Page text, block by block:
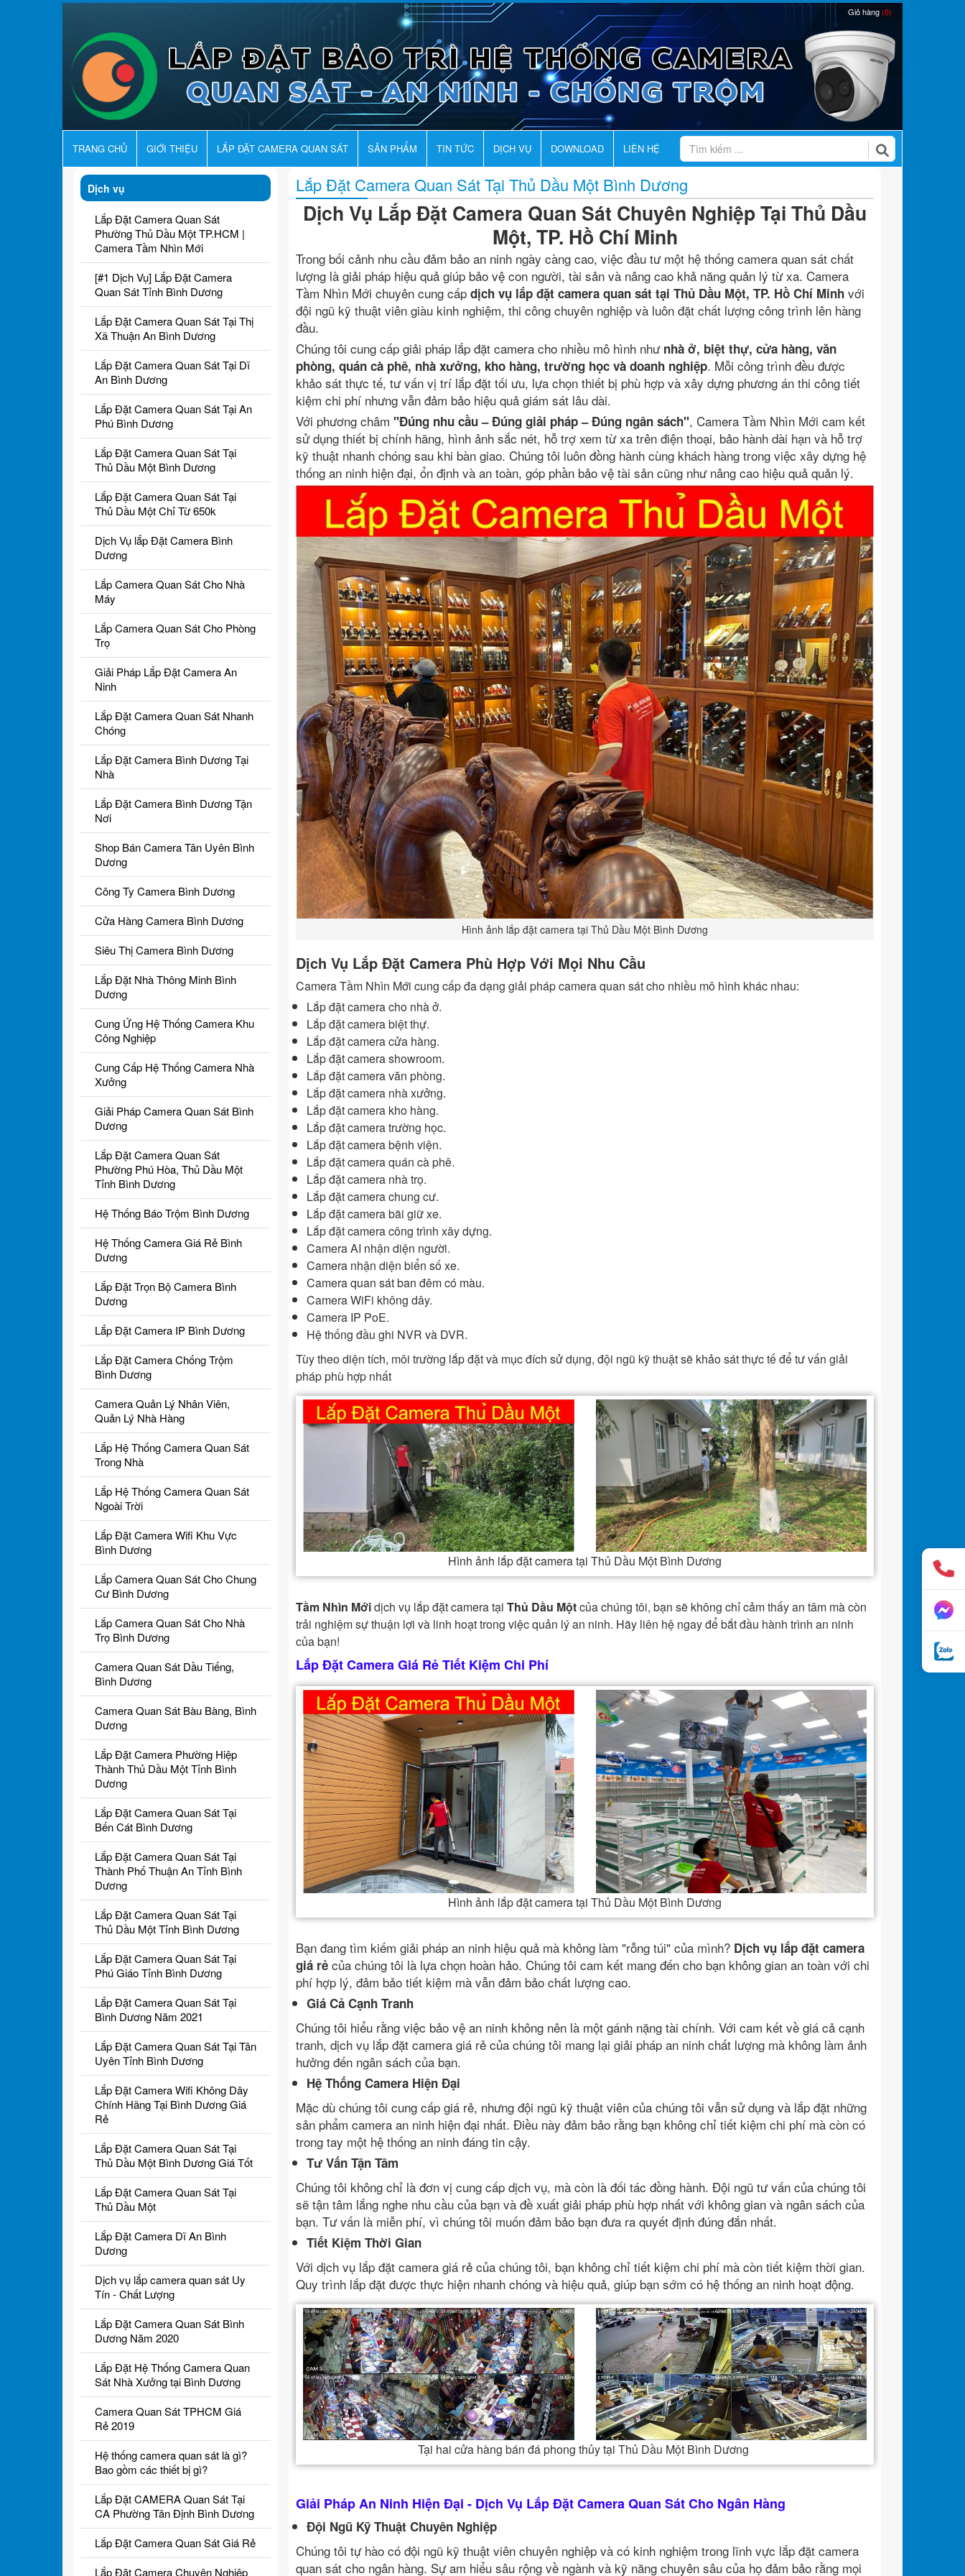
Giỏ hàng(0)
TRANG CHỦ GIỚI THIỆU LẮP ĐẶT CAMERA QUAN SÁT SẢN PHẨM TIN TỨC DỊCH VỤ DOWNLOAD LIÊN HỆ
Lắp Đặt Camera Quan Sát Tại Thủ Dầu Một Bình Dương
Dịch Vụ Lắp Đặt Camera Quan Sát Chuyên Nghiệp Tại Thủ Dầu
Một, TP. Hồ Chí Minh
Trong bối cảnh nhu cầu đảm bảo an ninh ngày càng cao, việc đầu tư một hệ thống camera quan sát chất
lượng là giải pháp hiệu quả giúp bảo vệ con người, tài sản và nâng cao khả năng quản lý từ xa. Camera
Tầm Nhìn Mới chuyên cung cấp dịch vụ lắp đặt camera quan sát tại Thủ Dầu Một, TP. Hồ Chí Minh với
đội ngũ kỹ thuật viên giàu kinh nghiệm, thi công chuyên nghiệp và luôn đặt chất lượng công trình lên hàng
đầu.
Chúng tôi cung cấp giải pháp lắp đặt camera cho nhiều mô hình như nhà ở, biệt thự, cửa hàng, văn
phòng, quán cà phê, nhà xưởng, kho hàng, trường học và doanh nghiệp. Mỗi công trình đều được
khảo sát thực tế, tư vấn vị trí lắp đặt tối ưu, lựa chọn thiết bị phù hợp và xây dựng phương án thi công tiết
kiệm chi phí nhưng vẫn đảm bảo hiệu quả giám sát lâu dài.
Với phương châm "Đúng nhu cầu – Đúng giải pháp – Đúng ngân sách", Camera Tầm Nhìn Mới cam kết
sử dụng thiết bị chính hãng, hình ảnh sắc nét, hỗ trợ xem từ xa trên điện thoại, bảo hành dài hạn và hỗ trợ
kỹ thuật nhanh chóng sau khi bàn giao. Chúng tôi luôn đồng hành cùng khách hàng trong việc xây dựng hệ
thống an ninh hiện đại, ổn định và an toàn, góp phần bảo vệ tài sản cũng như nâng cao hiệu quả quản lý.
Hình ảnh lắp đặt camera tại Thủ Dầu Một Bình Dương
Dịch Vụ Lắp Đặt Camera Phù Hợp Với Mọi Nhu Cầu
Camera Tầm Nhìn Mới cung cấp đa dạng giải pháp camera quan sát cho nhiều mô hình khác nhau:
Lắp đặt camera cho nhà ở.
Lắp đặt camera biệt thự.
Lắp đặt camera cửa hàng.
Lắp đặt camera showroom.
Lắp đặt camera văn phòng.
Lắp đặt camera nhà xưởng.
Lắp đặt camera kho hàng.
Lắp đặt camera trường học.
Lắp đặt camera bệnh viện.
Lắp đặt camera quán cà phê.
Lắp đặt camera nhà trọ.
Lắp đặt camera chung cư.
Lắp đặt camera bãi giữ xe.
Lắp đặt camera công trình xây dựng.
Camera AI nhận diện người.
Camera nhận diện biển số xe.
Camera quan sát ban đêm có màu.
Camera WiFi không dây.
Camera IP PoE.
Hệ thống đầu ghi NVR và DVR.
Tùy theo diện tích, môi trường lắp đặt và mục đích sử dụng, đội ngũ kỹ thuật sẽ khảo sát thực tế để tư vấn giải
pháp phù hợp nhất
Hình ảnh lắp đặt camera tại Thủ Dầu Một Bình Dương
Tầm Nhìn Mớidịch vụ lắp đặt camera tại Thủ Dầu Mộtcủa chúng tôi, bạn sẽ không chỉ cảm thấy an tâm mà còn
trải nghiệm sự thuận lợi và linh hoạt trong việc quản lý an ninh. Hãy liên hệ ngay để bắt đầu hành trình an ninh
của bạn!
Lắp Đặt Camera Giá Rẻ Tiết Kiệm Chi Phí
Hình ảnh lắp đặt camera tại Thủ Dầu Một Bình Dương
Bạn đang tìm kiếm giải pháp an ninh hiệu quả mà không làm "rỗng túi" của mình? Dịch vụ lắp đặt camera
giá rẻ của chúng tôi là lựa chọn hoàn hảo. Chúng tôi cam kết mang đến cho bạn không gian an toàn với chi
phí hợp lý, đảm bảo tiết kiệm mà vẫn đảm bảo chất lượng cao.
Giá Cả Cạnh Tranh
Chúng tôi hiểu rằng việc bảo vệ an ninh không nên là một gánh nặng tài chính. Với cam kết về giá cả cạnh
tranh, dịch vụ lắp đặt camera giá rẻ của chúng tôi mang lại giải pháp an ninh chất lượng mà không làm ảnh
hưởng đến ngân sách của bạn.
Hệ Thống Camera Hiện Đại
Mặc dù chúng tôi cung cấp giá rẻ, nhưng đội ngũ kỹ thuật viên của chúng tôi vẫn sử dụng và lắp đặt những
sản phẩm camera an ninh hiện đại nhất. Điều này đảm bảo rằng bạn không chỉ tiết kiệm chi phí mà còn có
trong tay một hệ thống an ninh đáng tin cậy.
Tư Vấn Tận Tâm
Chúng tôi không chỉ là đơn vị cung cấp dịch vụ, mà còn là đối tác đồng hành. Đội ngũ tư vấn của chúng tôi
sẽ tận tâm lắng nghe nhu cầu của bạn và đề xuất giải pháp phù hợp nhất với không gian và ngân sách của
bạn. Tư vấn là miễn phí, vì chúng tôi muốn đảm bảo bạn đưa ra quyết định đúng đắn nhất.
Tiết Kiệm Thời Gian
Với dịch vụ lắp đặt camera giá rẻ của chúng tôi, bạn không chỉ tiết kiệm chi phí mà còn tiết kiệm thời gian.
Quy trình lắp đặt được thực hiện nhanh chóng và hiệu quả, giúp bạn sớm có hệ thống an ninh hoạt động.
Tại hai cửa hàng bán đá phong thủy tại Thủ Dầu Một Bình Dương
Giải Pháp An Ninh Hiện Đại - Dịch Vụ Lắp Đặt Camera Quan Sát Cho Ngân Hàng
Đội Ngũ Kỹ Thuật Chuyên Nghiệp
Chúng tôi tự hào có đội ngũ kỹ thuật viên chuyên nghiệp và có kinh nghiệm trong lĩnh vực lắp đặt camera
quan sát cho ngân hàng. Sự am hiểu sâu rộng về ngành và kỹ năng chuyên sâu của họ đảm bảo rằng mọi
Dịch vụ
Lắp Đặt Camera Quan Sát
Phường Thủ Dầu Một TP.HCM |
Camera Tầm Nhìn Mới
[#1 Dịch Vụ] Lắp Đặt Camera
Quan Sát Tỉnh Bình Dương
Lắp Đặt Camera Quan Sát Tại Thị
Xã Thuận An Bình Dương
Lắp Đặt Camera Quan Sát Tại Dĩ
An Bình Dương
Lắp Đặt Camera Quan Sát Tại An
Phú Bình Dương
Lắp Đặt Camera Quan Sát Tại
Thủ Dầu Một Bình Dương
Lắp Đặt Camera Quan Sát Tại
Thủ Dầu Một Chỉ Từ 650k
Dịch Vụ lắp Đặt Camera Bình
Dương
Lắp Camera Quan Sát Cho Nhà
Máy
Lắp Camera Quan Sát Cho Phòng
Trọ
Giải Pháp Lắp Đặt Camera An
Ninh
Lắp Đặt Camera Quan Sát Nhanh
Chóng
Lắp Đặt Camera Bình Dương Tại
Nhà
Lắp Đặt Camera Bình Dương Tận
Nơi
Shop Bán Camera Tân Uyên Bình
Dương
Công Ty Camera Bình Dương
Cửa Hàng Camera Bình Dương
Siêu Thị Camera Bình Dương
Lắp Đặt Nhà Thông Minh Bình
Dương
Cung Ứng Hệ Thống Camera Khu
Công Nghiệp
Cung Cấp Hệ Thống Camera Nhà
Xưởng
Giải Pháp Camera Quan Sát Bình
Dương
Lắp Đặt Camera Quan Sát
Phường Phú Hòa, Thủ Dầu Một
Tỉnh Bình Dương
Hệ Thống Báo Trộm Bình Dương
Hệ Thống Camera Giá Rẻ Bình
Dương
Lắp Đặt Trọn Bộ Camera Bình
Dương
Lắp Đặt Camera IP Bình Dương
Lắp Đặt Camera Chống Trộm
Bình Dương
Camera Quản Lý Nhân Viên,
Quản Lý Nhà Hàng
Lắp Hệ Thống Camera Quan Sát
Trong Nhà
Lắp Hệ Thống Camera Quan Sát
Ngoài Trời
Lắp Đặt Camera Wifi Khu Vực
Bình Dương
Lắp Camera Quan Sát Cho Chung
Cư Bình Dương
Lắp Camera Quan Sát Cho Nhà
Trọ Bình Dương
Camera Quan Sát Dầu Tiếng,
Bình Dương
Camera Quan Sát Bàu Bàng, Bình
Dương
Lắp Đặt Camera Phường Hiệp
Thành Thủ Dầu Một Tỉnh Bình
Dương
Lắp Đặt Camera Quan Sát Tại
Bến Cát Bình Dương
Lắp Đặt Camera Quan Sát Tại
Thành Phố Thuận An Tỉnh Bình
Dương
Lắp Đặt Camera Quan Sát Tại
Thủ Dầu Một Tỉnh Bình Dương
Lắp Đặt Camera Quan Sát Tại
Phú Giáo Tỉnh Bình Dương
Lắp Đặt Camera Quan Sát Tại
Bình Dương Năm 2021
Lắp Đặt Camera Quan Sát Tại Tân
Uyên Tỉnh Bình Dương
Lắp Đặt Camera Wifi Không Dây
Chính Hãng Tại Bình Dương Giá
Rẻ
Lắp Đặt Camera Quan Sát Tại
Thủ Dầu Một Bình Dương Giá Tốt
Lắp Đặt Camera Quan Sát Tại
Thủ Dầu Một
Lắp Đặt Camera Dĩ An Bình
Dương
Dịch vụ lắp camera quan sát Uy
Tín - Chất Lượng
Lắp Đặt Camera Quan Sát Bình
Dương Năm 2020
Lắp Đặt Hệ Thống Camera Quan
Sát Nhà Xưởng tại Bình Dương
Camera Quan Sát TPHCM Giá
Rẻ 2019
Hệ thống camera quan sát là gì?
Bao gồm các thiết bị gì?
Lắp Đặt CAMERA Quan Sát Tại
CA Phường Tân Định Bình Dương
Lắp Đặt Camera Quan Sát Giá Rẻ
Lắp Đặt Camera Chuyên Nghiệp